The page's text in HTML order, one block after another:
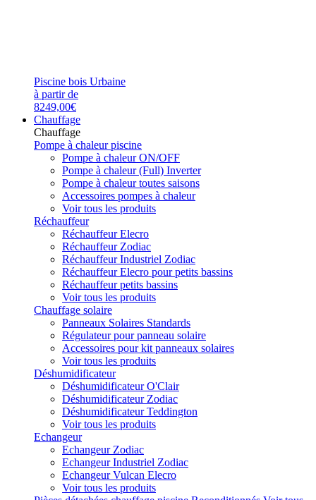
Piscine bois Urbaine
à partir de
8249,00€
Chauffage
Chauffage
Pompe à chaleur piscine
Pompe à chaleur ON/OFF
Pompe à chaleur (Full) Inverter
Pompe à chaleur toutes saisons
Accessoires pompes à chaleur
Voir tous les produits
Réchauffeur
Réchauffeur Elecro
Réchauffeur Zodiac
Réchauffeur Industriel Zodiac
Réchauffeur Elecro pour petits bassins
Réchauffeur petits bassins
Voir tous les produits
Chauffage solaire
Panneaux Solaires Standards
Régulateur pour panneau solaire
Accessoires pour kit panneaux solaires
Voir tous les produits
Déshumidificateur
Déshumidificateur O'Clair
Déshumidificateur Zodiac
Déshumidificateur Teddington
Voir tous les produits
Echangeur
Echangeur Zodiac
Echangeur Industriel Zodiac
Echangeur Vulcan Elecro
Voir tous les produits